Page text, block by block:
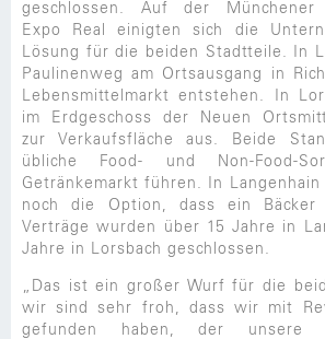
geschlossen. Auf der Münchener
Expo Real einigten sich die
Lösung für die beiden Stadtteile. In
Paulinenweg am Ortsausgang in
Lebensmittelmarkt entstehen. In
im Erdgeschoss der Neuen
zur Verkaufsfläche aus. Beide
übliche Food- und Non-Food-
Getränkemarkt führen. In
noch die Option, dass ein Bäcker
Verträge wurden über 15 Jahre in
Jahre in Lorsbach geschlossen.
„Das ist ein großer Wurf für die
wir sind sehr froh, dass wir mit
gefunden haben, der